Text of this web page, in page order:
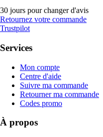
30 jours pour changer d'avis
Retournez votre commande
Trustpilot
Services
Mon compte
Centre d'aide
Suivre ma commande
Retourner ma commande
Codes promo
À propos